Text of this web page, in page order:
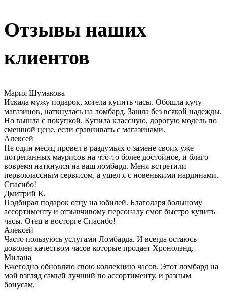
Отзывы наших
клиентов
Мария Шумакова
Искала мужу подарок, хотела купить часы. Обошла кучу
магазинов, наткнулась на ломбард. Зашла без всякой надежды.
Но вышла с покупкой. Купила классную, дорогую модель по
смешной цене, если сравнивать с магазинами.
Алексей
Не один месяц провел в раздумьях о замене своих уже
потрепанных маурисов на что-то более достойное, и благо
вовремя наткнулся на ваш ломбард. Меня встретили
первоклассным сервисом, а ушел я с новенькими нардинами.
Спасибо!
Дмитрий К.
Подбирал подарок отцу на юбилей. Благодаря большому
ассортименту и отзывчивому персоналу смог быстро купить
часы. Отец в восторге Спасибо!
Алексей
Часто пользуюсь услугами Ломбарда. И всегда остаюсь
доволен качеством часов которые продает Хронолэнд.
Милана
Ежегодно обновляю свою коллекцию часов. Этот ломбард на
мой взгляд самый лучший по ассортименту, и разным
бонусам.